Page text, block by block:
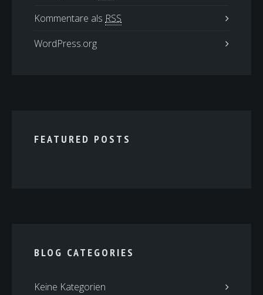
Kommentare als RSS
WordPress.org
FEATURED POSTS
BLOG CATEGORIES
Keine Kategorien